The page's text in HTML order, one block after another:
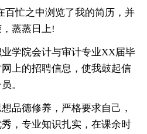
百忙之中浏览了我的简历，并
蒸蒸日上!
学院会计与审计专业XX届毕
上的招聘信息，使我鼓起信
。
品德修养，严格要求自己，
，专业知识扎实，在课余时